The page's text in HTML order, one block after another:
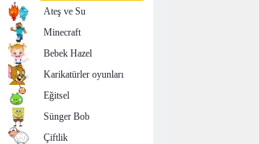
Ateş ve Su
Minecraft
Bebek Hazel
Karikatürler oyunları
Eğitsel
Sünger Bob
Çiftlik